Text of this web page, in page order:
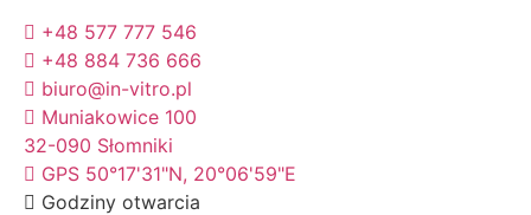
+48 577 777 546
+48 884 736 666
biuro@in-vitro.pl
Muniakowice 100
32-090 Słomniki
GPS 50°17'31"N, 20°06'59"E
Godziny otwarcia